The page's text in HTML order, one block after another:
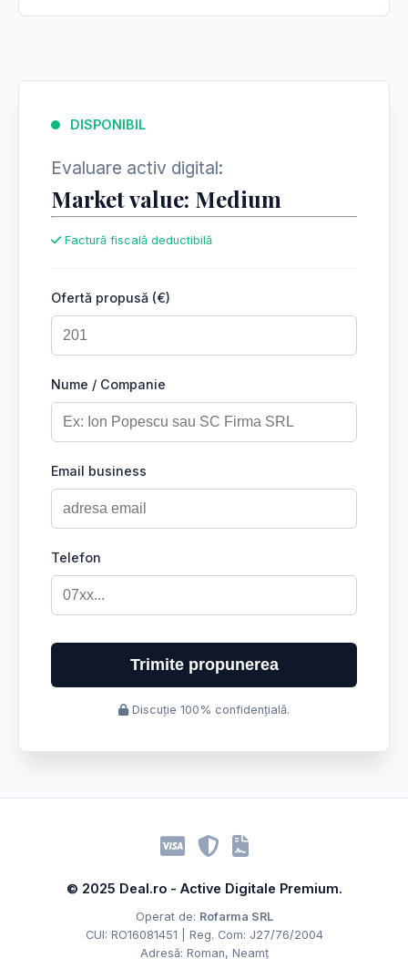
DISPONIBIL
Evaluare activ digital:
Market value: Medium
Factură fiscală deductibilă
Ofertă propusă (€)
Nume / Companie
Email business
Telefon
Trimite propunerea
Discuție 100% confidențială.
© 2025 Deal.ro - Active Digitale Premium.
Operat de: Rofarma SRL
CUI: RO16081451 | Reg. Com: J27/76/2004
Adresă: Roman, Neamț